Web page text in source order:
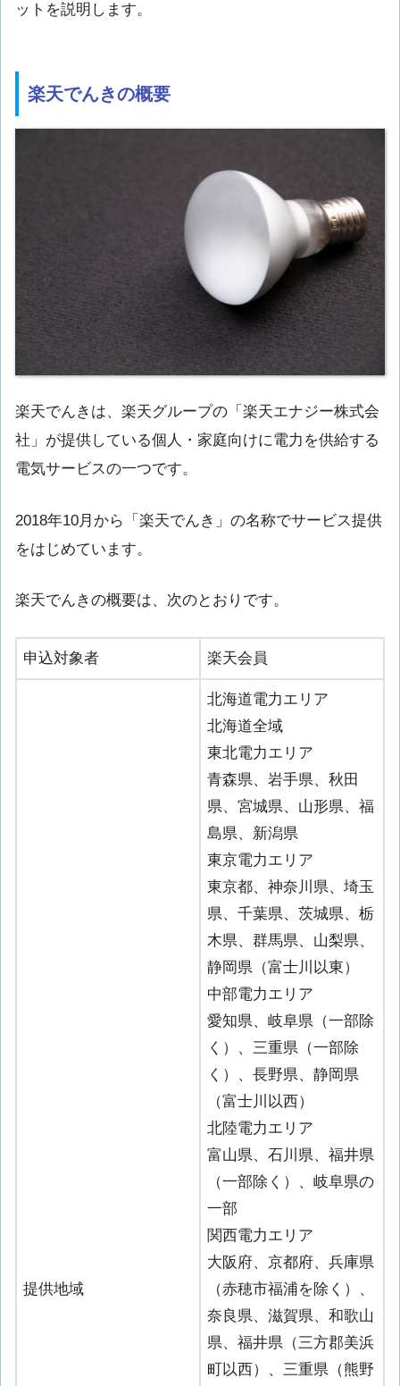
ットを説明します。
楽天でんきの概要
楽天でんきは、楽天グループの「楽天エナジー株式会
社」が提供している個人・家庭向けに電力を供給する
電気サービスの一つです。
2018年10月から「楽天でんき」の名称でサービス提供
をはじめています。
楽天でんきの概要は、次のとおりです。
申込対象者 楽天会員
提供地域
北海道電力エリア
北海道全域
東北電力エリア
青森県、岩手県、秋田
県、宮城県、山形県、福
島県、新潟県
東京電力エリア
東京都、神奈川県、埼玉
県、千葉県、茨城県、栃
木県、群馬県、山梨県、
静岡県（富士川以東）
中部電力エリア
愛知県、岐阜県（一部除
く）、三重県（一部除
く）、長野県、静岡県
（富士川以西）
北陸電力エリア
富山県、石川県、福井県
（一部除く）、岐阜県の
一部
関西電力エリア
大阪府、京都府、兵庫県
（赤穂市福浦を除く）、
奈良県、滋賀県、和歌山
県、福井県（三方郡美浜
町以西）、三重県（熊野